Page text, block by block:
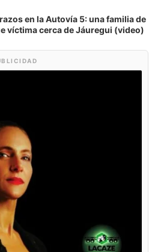
en la Autovía 5: una familia de
víctima cerca de Jáuregui (video)